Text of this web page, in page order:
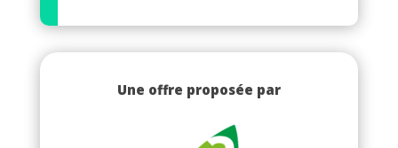
Une offre proposée par